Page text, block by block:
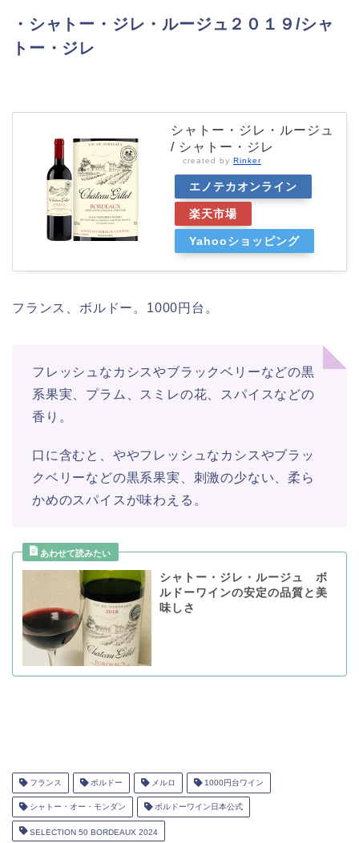
・シャトー・ジレ・ルージュ２０１９/シャ
トー・ジレ
シャトー・ジレ・ルージュ
/ シャトー・ジレ
created by Rinker
エノテカオンライン
楽天市場
Yahooショッピング
フランス、ボルドー。1000円台。
フレッシュなカシスやブラックベリーなどの黒
系果実、プラム、スミレの花、スパイスなどの
香り。
口に含むと、ややフレッシュなカシスやブラッ
クベリーなどの黒系果実、刺激の少ない、柔ら
かめのスパイスが味わえる。
シャトー・ジレ・ルージュ ボ
ルドーワインの安定の品質と美
味しさ
フランス ボルドー メルロ 1000円台ワイン
シャトー・オー・モンダン ボルドーワイン日本公式
SELECTION 50 BORDEAUX 2024